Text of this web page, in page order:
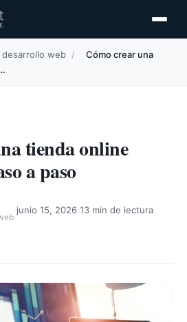
desarrollo web /
Cómo crear una
tienda online
a paso
junio 15, 2026 13 min de lectura